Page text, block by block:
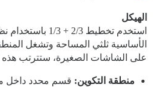
الهيكل
استخدم تخطيط 2/3
الأساسية ثلثي المساحة وتشغل
على الشاشات الصغيرة، ستترتب هذه
منطقة التكوين: قسم محدد